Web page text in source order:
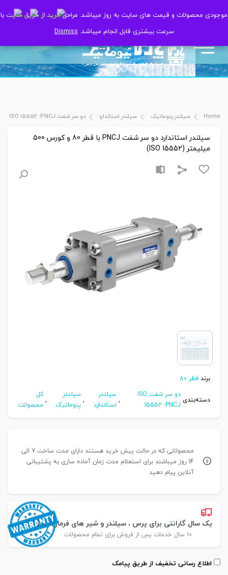
موجودی محصولات و قیمت های سایت به روز میباشد. مراحل خرید از طریق سایت با
سرعت بیشتری قابل انجام میباشد.Dismiss
موجودی محصولات و قیمت های سایت به روز میباشد. مراحل خرید از طریق سایت با
سرعت بیشتری قابل انجام میباشد.Dismiss
Home سیلندر پنوماتیک سیلندر استاندارد دو سر شفت ISO 15552 :PNCJ
سیلندر استاندارد دو سر شفت PNCJ با قطر 80 و کورس 500
میلیمتر (ISO 15552)
برند قطر 80
دسته‌بندی
دو سر شفت ISO
15552 :PNCJ
, سیلندر
استاندارد
, سیلندر
پنوماتیک
,کل
محصولات
محصولاتی که در حالت پیش خرید هستند دارای مدت ساخت 7 الی
14 روز میباشند برای استعلام مدت زمان آماده سازی به پشتیبانی
آنلاین پیام دهید
یک سال گارانتی برای پرس ، سیلندر و شیر های فرمان پارس
10 سال خدمات پس از فروش برای تمام محصولات
اطلاع رسانی تخفیف از طریق پیامک